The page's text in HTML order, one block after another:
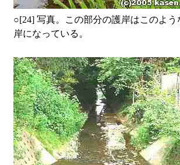
○[24] 写真。この部分の護岸はこのよ
岸になっている。